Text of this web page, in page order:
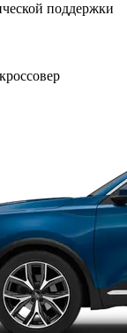
поддержки